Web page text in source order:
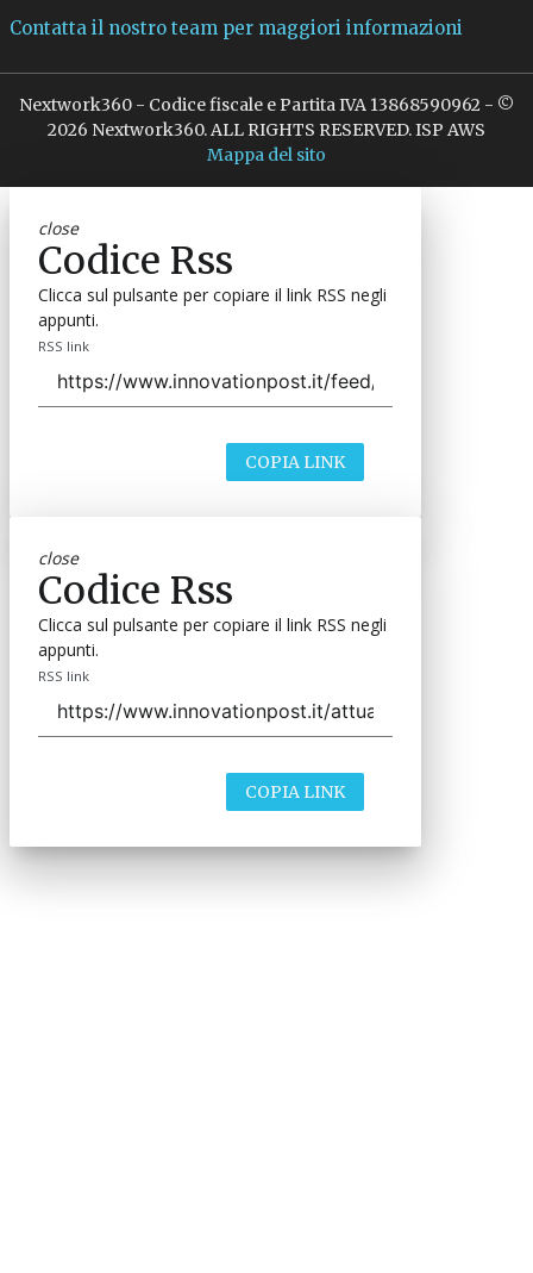
Contatta il nostro team per maggiori informazioni
Nextwork360 - Codice fiscale e Partita IVA 13868590962 - ©
2026 Nextwork360. ALL RIGHTS RESERVED. ISP AWS
Mappa del sito
close
Codice Rss
Clicca sul pulsante per copiare il link RSS negli
appunti.
RSS link
COPIA LINK
close
Codice Rss
Clicca sul pulsante per copiare il link RSS negli
appunti.
RSS link
COPIA LINK